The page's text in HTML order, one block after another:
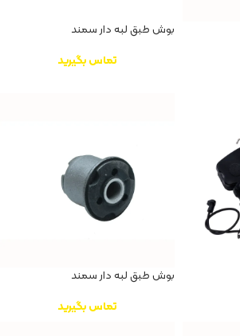
بوش طبق لبه دار سمند
تماس بگیرید
بوش طبق لبه‌ دار سمند
تماس بگیرید